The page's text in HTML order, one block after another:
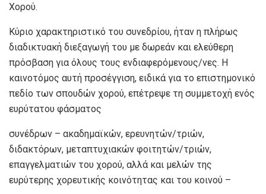
Χορού.
Κύριο χαρακτηριστικό του συνεδρίου, ήταν η πλήρως
διαδικτυακή διεξαγωγή του με δωρεάν και ελεύθερη
πρόσβαση για όλους τους ενδιαφερόμενους/νες. Η
καινοτόμος αυτή προσέγγιση, ειδικά για το επιστημονικό
πεδίο των σπουδών χορού, επέτρεψε τη συμμετοχή ενός
ευρύτατου φάσματος
συνέδρων – ακαδημαϊκών, ερευνητών/τριών,
διδακτόρων, μεταπτυχιακών φοιτητών/τριών,
επαγγελματιών του χορού, αλλά και μελών της
ευρύτερης χορευτικής κοινότητας και του κοινού –